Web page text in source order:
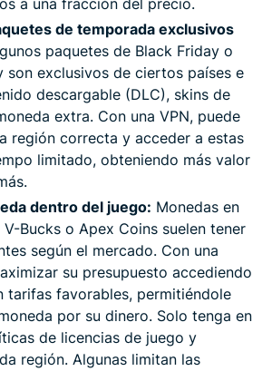
de temporada exclusivos
paquetes de Black Friday o
son exclusivos de ciertos países e
descargable (DLC), skins de
extra. Con una VPN, puede
región correcta y acceder a estas
limitado, obteniendo más valor
dentro del juego: Monedas en
Bucks o Apex Coins suelen tener
según el mercado. Con una
su presupuesto accediendo
tarifas favorables, permitiéndole
por su dinero. Solo tenga en
de licencias de juego y
región. Algunas limitan las